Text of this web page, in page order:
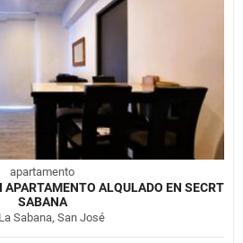
apartamento
APARTAMENTO ALQULADO EN SECRT
SABANA
Sabana, San José